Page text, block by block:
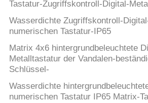
SITEMAP
PRIVACY
POLICY
Tastatur-Zugriffskontroll-Digital-
Wasserdichte Zugriffskontroll-
numerischen Tastatur-IP65
Matrix 4x6 hintergrundbeleuchtete
Metalltastatur der Vandalen-
Schlüssel-
Wasserdichte
numerischen Tastatur IP65 Matrix-